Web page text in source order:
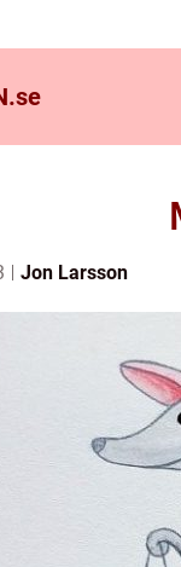
se
Jon Larsson